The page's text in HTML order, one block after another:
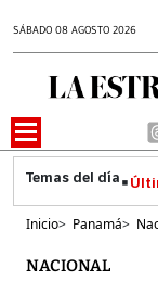
SÁBADO 08 AGOSTO 2026
Inicio> Panamá>
NACIONAL